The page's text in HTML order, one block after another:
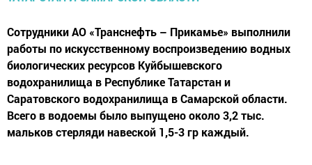
Сотрудники АО «Транснефть – Прикамье» выполнили
работы по искусственному воспроизведению водных
биологических ресурсов Куйбышевского
водохранилища в Республике Татарстан и
Саратовского водохранилища в Самарской области.
Всего в водоемы было выпущено около 3,2 тыс.
мальков стерляди навеской 1,5-3 гр каждый.